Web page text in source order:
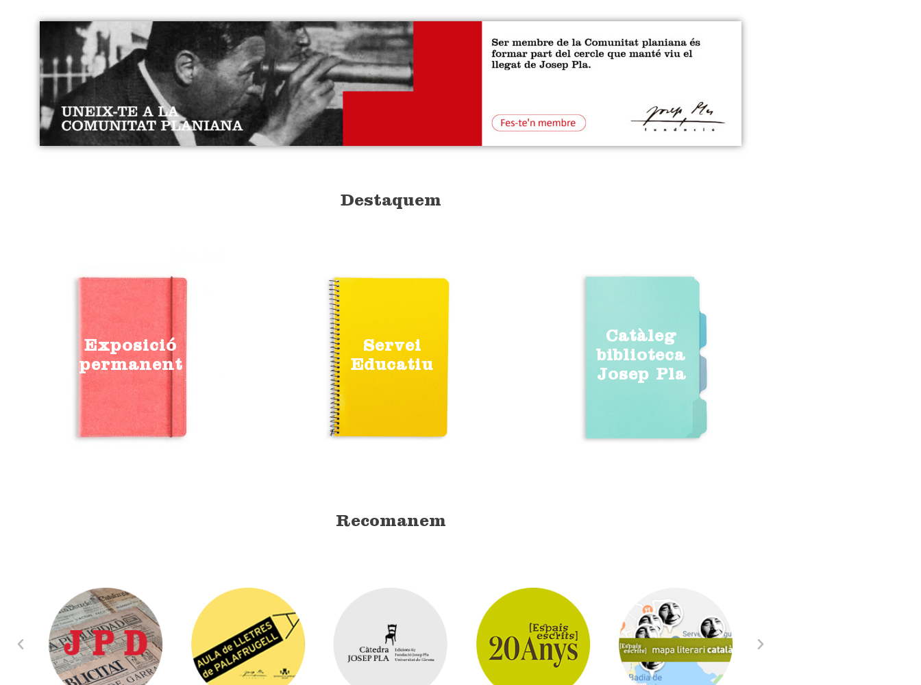
Destaquem
Exposició
permanent
Servei
Educatiu
Catàleg
biblioteca
Josep Pla
Recomanem